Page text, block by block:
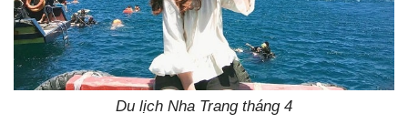
Du lịch Nha Trang tháng 4